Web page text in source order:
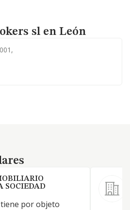
sl en León
SOCIEDAD
tiene por objeto